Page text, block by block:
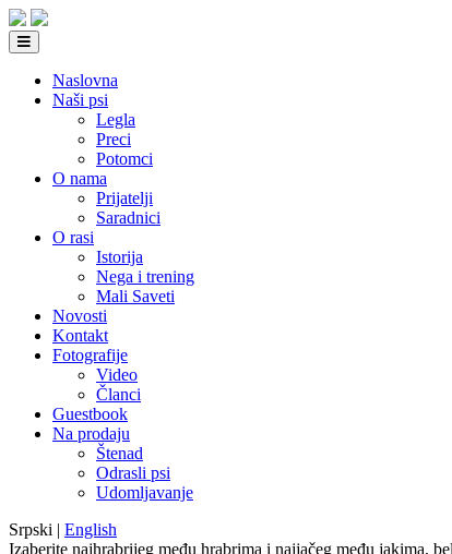
Naslovna
Naši psi
Legla
Preci
Potomci
O nama
Prijatelji
Saradnici
O rasi
Istorija
Nega i trening
Mali Saveti
Novosti
Kontakt
Fotografije
Video
Članci
Guestbook
Na prodaju
Štenad
Odrasli psi
Udomljavanje
Srpski | English
Izaberite najhrabrijeg među hrabrima i najjačeg među jakima,